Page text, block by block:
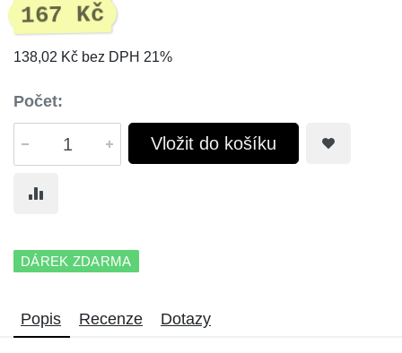
167 Kč
138,02 Kč bez DPH 21%
Počet:
Vložit do košíku
DÁREK ZDARMA
Popis Recenze Dotazy